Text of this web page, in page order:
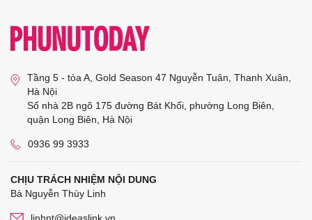
Tầng 5 - tòa A, Gold Season 47 Nguyễn Tuân, Thanh Xuân,
Hà Nội
Số nhà 2B ngõ 175 đường Bát Khối, phường Long Biên,
quận Long Biên, Hà Nội
0936 99 3933
CHỊU TRÁCH NHIỆM NỘI DUNG
Bà Nguyễn Thùy Linh